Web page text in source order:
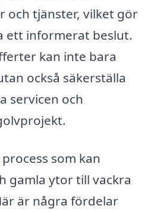
och tjänster, vilket gör
ett informerat beslut.
kan inte bara
också säkerställa
servicen och
som kan
gamla ytor till vackra
är några fördelar